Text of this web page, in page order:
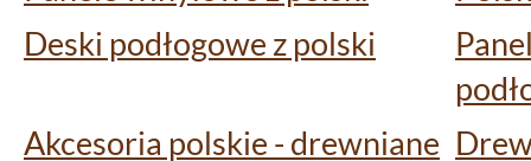
Deski podłogowe z polski
Akcesoria polskie - drewniane